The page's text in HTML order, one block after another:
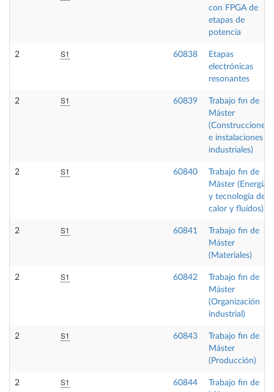
con FPGA de
etapas de
potencia
2 S1 60838
Etapas
electrónicas
resonantes
2 S1 60839
Trabajo fin de
Máster
(Construcciones
e instalaciones
industriales)
2 S1 60840
Trabajo fin de
Máster (Energía
y tecnología de
calor y fluídos)
2 S1 60841
Trabajo fin de
Máster
(Materiales)
2 S1 60842
Trabajo fin de
Máster
(Organización
industrial)
2 S1 60843
Trabajo fin de
Máster
(Producción)
2 S1 60844
Trabajo fin de